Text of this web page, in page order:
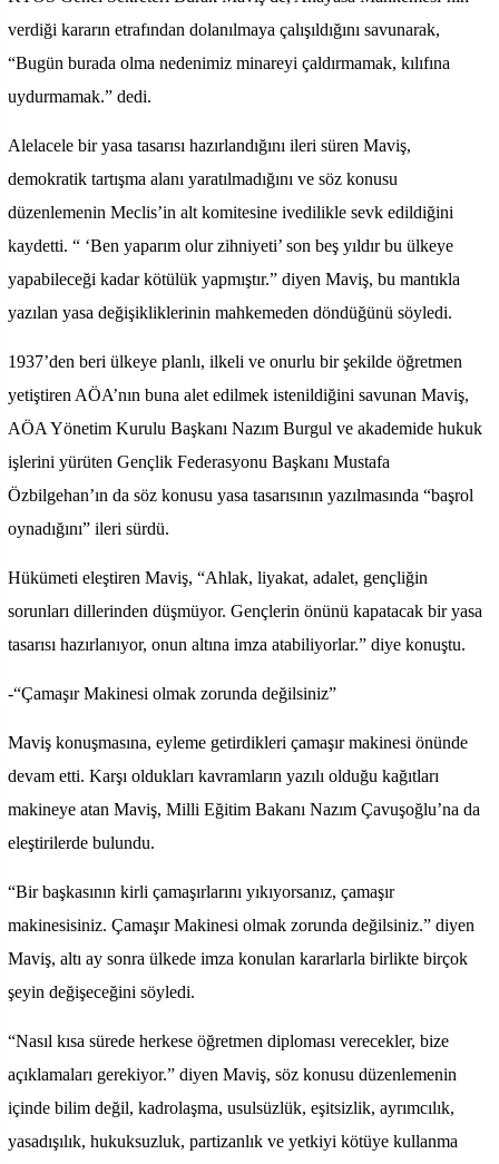
verdiği kararın etrafından dolanılmaya çalışıldığını savunarak,
“Bugün burada olma nedenimiz minareyi çaldırmamak, kılıfına
uydurmamak.” dedi.
Alelacele bir yasa tasarısı hazırlandığını ileri süren Maviş,
demokratik tartışma alanı yaratılmadığını ve söz konusu
düzenlemenin Meclis’in alt komitesine ivedilikle sevk edildiğini
kaydetti. “ ‘Ben yaparım olur zihniyeti’ son beş yıldır bu ülkeye
yapabileceği kadar kötülük yapmıştır.” diyen Maviş, bu mantıkla
yazılan yasa değişikliklerinin mahkemeden döndüğünü söyledi.
1937’den beri ülkeye planlı, ilkeli ve onurlu bir şekilde öğretmen
yetiştiren AÖA’nın buna alet edilmek istenildiğini savunan Maviş,
AÖA Yönetim Kurulu Başkanı Nazım Burgul ve akademide hukuk
işlerini yürüten Gençlik Federasyonu Başkanı Mustafa
Özbilgehan’ın da söz konusu yasa tasarısının yazılmasında “başrol
oynadığını” ileri sürdü.
Hükümeti eleştiren Maviş, “Ahlak, liyakat, adalet, gençliğin
sorunları dillerinden düşmüyor. Gençlerin önünü kapatacak bir yasa
tasarısı hazırlanıyor, onun altına imza atabiliyorlar.” diye konuştu.
-“Çamaşır Makinesi olmak zorunda değilsiniz”
Maviş konuşmasına, eyleme getirdikleri çamaşır makinesi önünde
devam etti. Karşı oldukları kavramların yazılı olduğu kağıtları
makineye atan Maviş, Milli Eğitim Bakanı Nazım Çavuşoğlu’na da
eleştirilerde bulundu.
“Bir başkasının kirli çamaşırlarını yıkıyorsanız, çamaşır
makinesisiniz. Çamaşır Makinesi olmak zorunda değilsiniz.” diyen
Maviş, altı ay sonra ülkede imza konulan kararlarla birlikte birçok
şeyin değişeceğini söyledi.
“Nasıl kısa sürede herkese öğretmen diploması verecekler, bize
açıklamaları gerekiyor.” diyen Maviş, söz konusu düzenlemenin
içinde bilim değil, kadrolaşma, usulsüzlük, eşitsizlik, ayrımcılık,
yasadışılık, hukuksuzluk, partizanlık ve yetkiyi kötüye kullanma